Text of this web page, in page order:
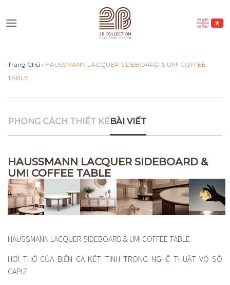
to
Trang Chủ › HAUSSMANN LACQUER SIDEBOARD & UMI COFFEE
TABLE
PHONG CÁCH THIẾT KẾBÀI VIẾT
HAUSSMANN LACQUER SIDEBOARD &
UMI COFFEE TABLE
HAUSSMANN LACQUER SIDEBOARD & UMI COFFEE TABLE
HƠI THỞ CỦA BIỂN CẢ KẾT TINH TRONG NGHỆ THUẬT VỎ SÒ
CAPIZ
Vui lòng lựa chọn hình thức liên
lạc phù hợp với quý khách
Nhắn tin qua Zalo
Nhắn tin qua Instagram
Nhắn tin qua Whatsap